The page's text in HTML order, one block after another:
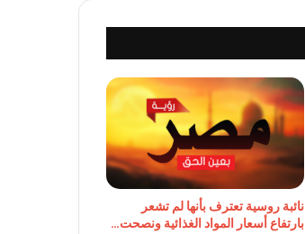
نائبة روسية تعترف بأنها لم تشعر
بارتفاع أسعار المواد الغذائية ونصحت…